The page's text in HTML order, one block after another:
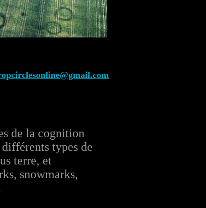
de la cognition
types de
terre, et
snowmarks,